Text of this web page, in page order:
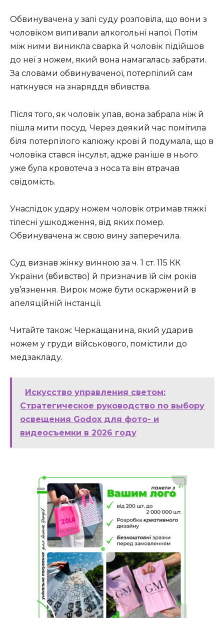
Обвинувачена у залі суду розповіла, що вони з
чоловіком випивали алкогольні напої. Потім
між ними виникла сварка й чоловік підійшов
до неї з ножем, який вона намагалась забрати.
За словами обвинуваченої, потерпілий сам
наткнувся на знаряддя вбивства.
Після того, як чоловік упав, вона забрала ніж й
пішла мити посуд. Через деякий час помітила
біля потерпілого калюжу крові й подумала, що в
чоловіка стався інсульт, адже раніше в нього
уже була кровотеча з носа та він втрачав
свідомість.
Унаслідок удару ножем чоловік отримав тяжкі
тілесні ушкодження, від яких помер.
Обвинувачена ж свою вину заперечила.
Суд визнав жінку винною за ч. 1 ст. 115 КК
України (вбивство) й призначив їй сім років
ув’язнення. Вирок може бути оскаржений в
апеляційній інстанції.
Читайте також: Черкащанина, який ударив
ножем у груди військового, помістили до
медзакладу.
Искусство управления светом:
Стратегическое руководство по выбору
освещения Godox для фото- и
видеосъемки в 2026 году